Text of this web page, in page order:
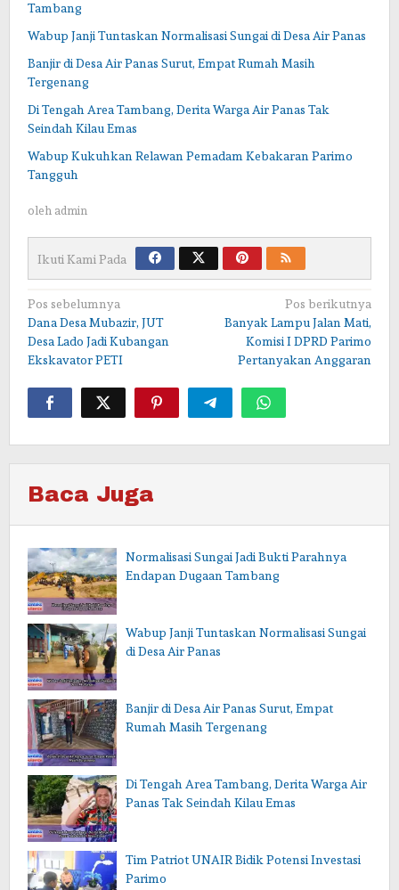
Tambang
Wabup Janji Tuntaskan Normalisasi Sungai di Desa Air Panas
Banjir di Desa Air Panas Surut, Empat Rumah Masih
Tergenang
Di Tengah Area Tambang, Derita Warga Air Panas Tak
Seindah Kilau Emas
Wabup Kukuhkan Relawan Pemadam Kebakaran Parimo
Tangguh
oleh admin
Ikuti Kami Pada
Navigasi
pos
Pos sebelumnya
Dana Desa Mubazir, JUT
Desa Lado Jadi Kubangan
Ekskavator PETI
Pos berikutnya
Banyak Lampu Jalan Mati,
Komisi I DPRD Parimo
Pertanyakan Anggaran
Baca Juga
Normalisasi Sungai Jadi Bukti Parahnya
Endapan Dugaan Tambang
Wabup Janji Tuntaskan Normalisasi Sungai
di Desa Air Panas
Banjir di Desa Air Panas Surut, Empat
Rumah Masih Tergenang
Di Tengah Area Tambang, Derita Warga Air
Panas Tak Seindah Kilau Emas
Tim Patriot UNAIR Bidik Potensi Investasi
Parimo